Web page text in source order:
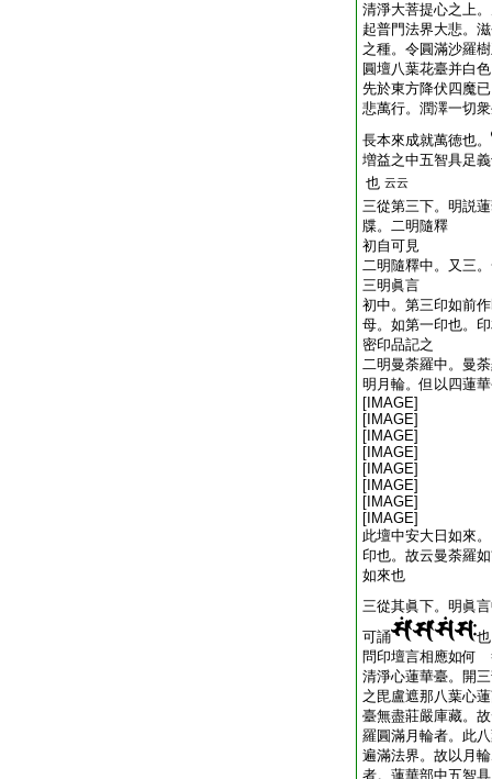
清淨大菩提心之上
起普門法界大悲。
之種。令圓滿沙羅
圓壇八葉花臺并白
先於東方降伏四魔
悲萬行。潤澤一切
長本來成就萬徳也。
増益之中五智具足
也 云云
三從第三下。明説
牒。二明隨釋
初自可見
二明隨釋中。又三
三明眞言
初中。第三印如前
母。如第一印也。
密印品記之
二明曼荼羅中。曼
明月輪。但以四蓮
[IMAGE]
[IMAGE]
[IMAGE]
[IMAGE]
[IMAGE]
[IMAGE]
[IMAGE]
[IMAGE]
此壇中安大日如來
印也。故云曼荼羅
如來也
三從其眞下。明眞
可誦
也
問印壇言相應如何
清淨心蓮華臺。開
之毘盧遮那八葉心
臺無盡莊嚴庫藏。
羅圓滿月輪者。此
遍滿法界。故以月
者。蓮華部中五智